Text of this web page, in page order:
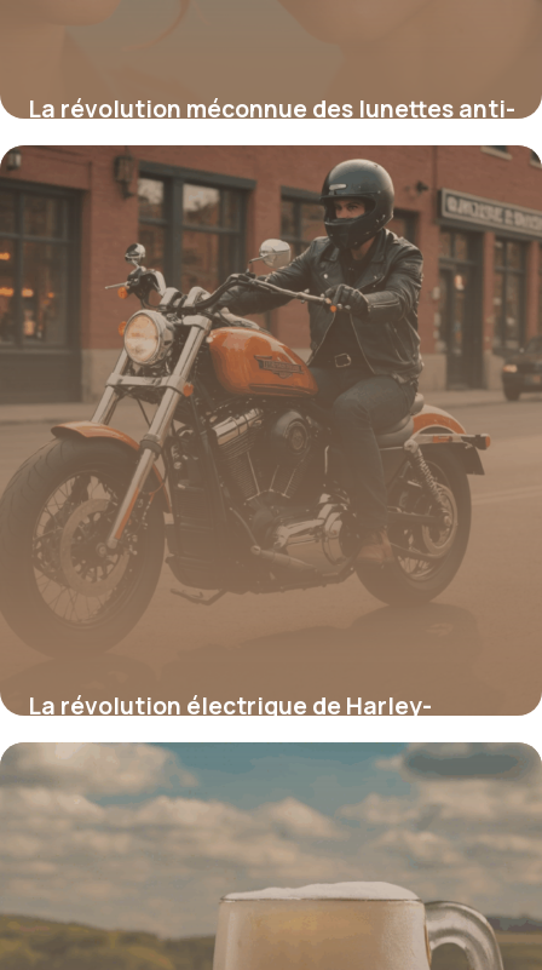
La révolution méconnue des lunettes anti-
lumière bleue : la solution secrète pour
booster votre confort et votre
productivité face aux écrans
17 juin 2026
La révolution électrique de Harley-
Davidson : découvrez la moto qui allie
héritage et innovation en toute discrétion
16 juin 2026